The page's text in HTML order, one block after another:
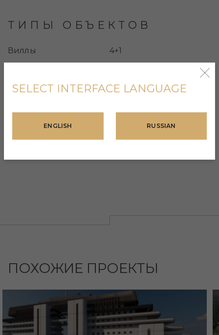
ТИПЫ ОБЪЕКТОВ
Виллы 4+1
РАССРОЧКА
Да
ПОХОЖИЕ ПРОЕКТЫ
SELECT INTERFACE LANGUAGE
ENGLISH RUSSIAN